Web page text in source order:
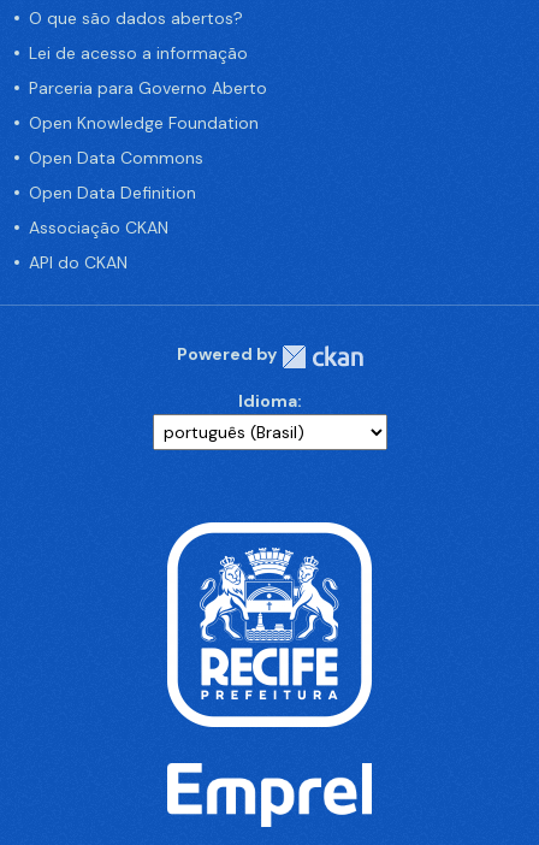
O que são dados abertos?
Lei de acesso a informação
Parceria para Governo Aberto
Open Knowledge Foundation
Open Data Commons
Open Data Definition
Associação CKAN
API do CKAN
Powered by
Idioma